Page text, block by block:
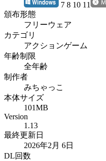
7 8 10 11
頒布形態
フリーウェア
カテゴリ
アクションゲーム
年齢制限
全年齢
制作者
みちゃっこ
本体サイズ
101MB
Version
1.13
最終更新日
2026年2月 6日
DL回数